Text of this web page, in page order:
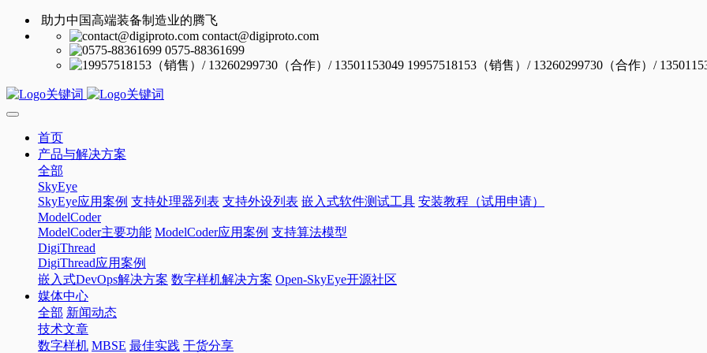
助力中国高端装备制造业的腾飞
contact@digiproto.com
0575-88361699
19957518153（销售）/ 13260299730（合作）/
首页
产品与解决方案
全部
SkyEye
SkyEye应用案例 支持处理器列表 支持外设列表 嵌入式软件测试工具 安装教程（试用申请）
ModelCoder
ModelCoder主要功能 ModelCoder应用案例 支持算法模型
DigiThread
DigiThread应用案例
嵌入式DevOps解决方案 数字样机解决方案 Open-SkyEye开源社区
媒体中心
全部 新闻动态
技术文章
数字样机 MBSE 最佳实践 干货分享